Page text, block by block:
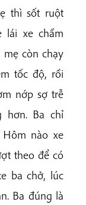
thì sốt ruột
lái xe chầm
còn chạy
tốc độ, rồi
nớp sợ trễ
hơn. Ba chỉ
nào xe
theo để có
ba chở, lúc
Ba đúng là